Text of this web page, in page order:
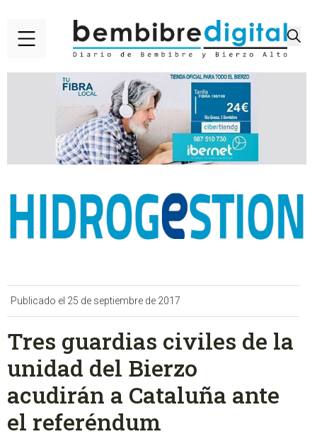
Publicado el 25 de septiembre de 2017
Tres guardias civiles de la
unidad del Bierzo
acudirán a Cataluña ante
el referéndum